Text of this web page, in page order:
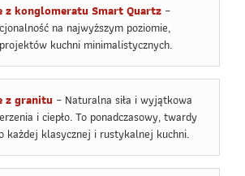
z konglomeratu Smart Quartz –
na najwyższym poziomie,
kuchni minimalistycznych.
z granitu – Naturalna siła i wyjątkowa
i ciepło. To ponadczasowy, twardy
każdej klasycznej i rustykalnej kuchni.